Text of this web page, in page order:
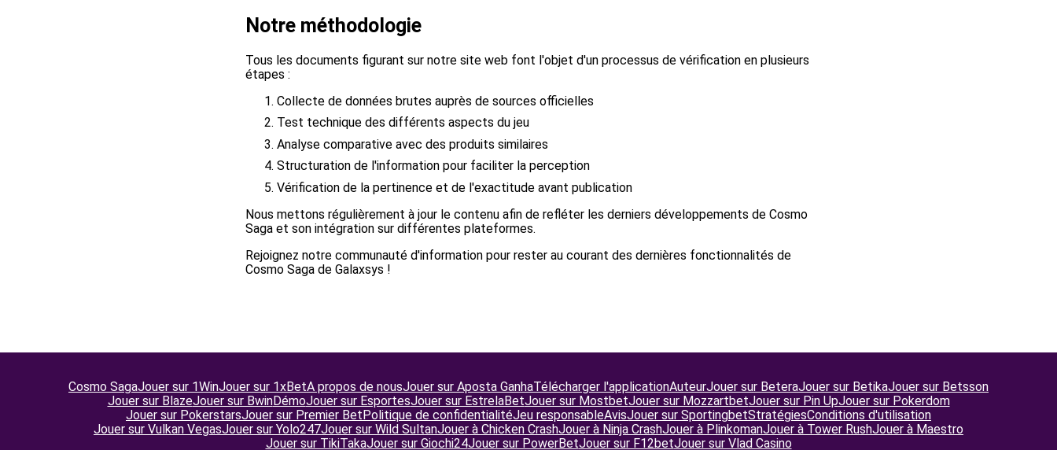
Notre méthodologie
Tous les documents figurant sur notre site web font l'objet d'un processus de vérification en plusieurs
étapes :
Collecte de données brutes auprès de sources officielles
Test technique des différents aspects du jeu
Analyse comparative avec des produits similaires
Structuration de l'information pour faciliter la perception
Vérification de la pertinence et de l'exactitude avant publication
Nous mettons régulièrement à jour le contenu afin de refléter les derniers développements de Cosmo
Saga et son intégration sur différentes plateformes.
Rejoignez notre communauté d'information pour rester au courant des dernières fonctionnalités de
Cosmo Saga de Galaxsys !
Cosmo SagaJouer sur 1WinJouer sur 1xBetA propos de nousJouer sur Aposta GanhaTélécharger l'applicationAuteurJouer sur BeteraJouer sur BetikaJouer sur Betsson
Jouer sur BlazeJouer sur BwinDémoJouer sur EsportesJouer sur EstrelaBetJouer sur MostbetJouer sur MozzartbetJouer sur Pin UpJouer sur Pokerdom
Jouer sur PokerstarsJouer sur Premier BetPolitique de confidentialitéJeu responsableAvisJouer sur SportingbetStratégiesConditions d'utilisation
Jouer sur Vulkan VegasJouer sur Yolo247Jouer sur Wild SultanJouer à Chicken CrashJouer à Ninja CrashJouer à PlinkomanJouer à Tower RushJouer à Maestro
Jouer sur TikiTakaJouer sur Giochi24Jouer sur PowerBetJouer sur F12betJouer sur Vlad Casino